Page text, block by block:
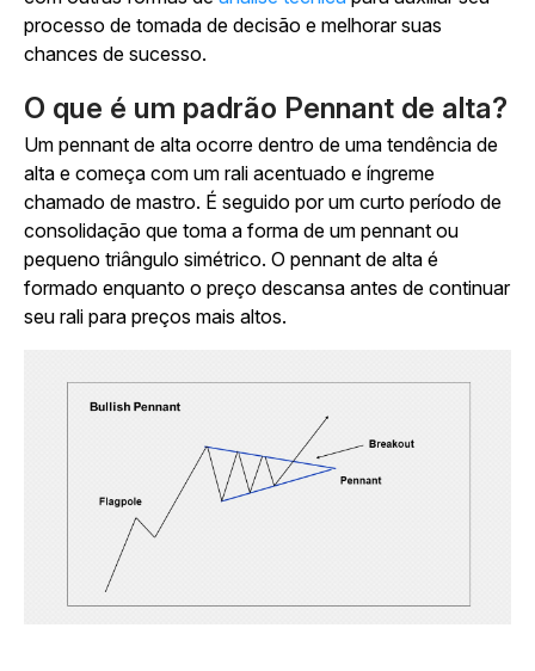
processo de tomada de decisão e melhorar suas
chances de sucesso.
O que é um padrão Pennant de alta?
Um pennant de alta ocorre dentro de uma tendência de
alta e começa com um rali acentuado e íngreme
chamado de mastro. É seguido por um curto período de
consolidação que toma a forma de um pennant ou
pequeno triângulo simétrico. O pennant de alta é
formado enquanto o preço descansa antes de continuar
seu rali para preços mais altos.